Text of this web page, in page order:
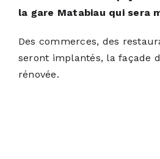
la gare Matabiau qui sera
Des commerces, des
seront implantés, la façade
rénovée.